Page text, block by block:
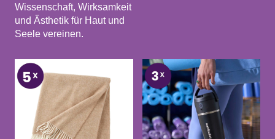
Wissenschaft, Wirksamkeit
und Ästhetik für Haut und
Seele vereinen.